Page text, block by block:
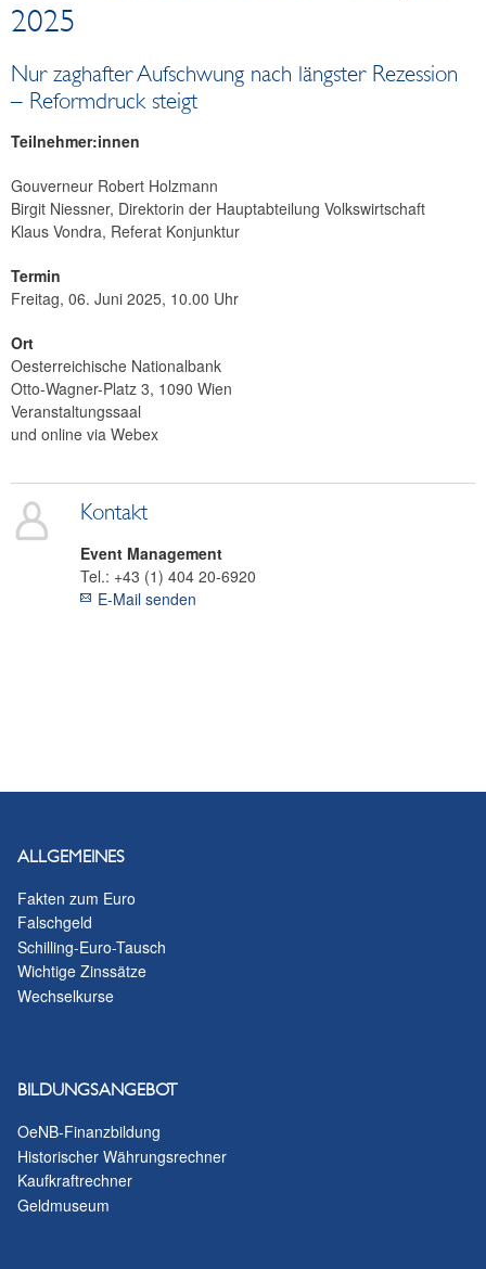
2025
Nur zaghafter Aufschwung nach längster Rezession
– Reformdruck steigt
Teilnehmer:innen
Gouverneur Robert Holzmann
Birgit Niessner, Direktorin der Hauptabteilung Volkswirtschaft
Klaus Vondra, Referat Konjunktur
Termin
Freitag, 06. Juni 2025, 10.00 Uhr
Ort
Oesterreichische Nationalbank
Otto-Wagner-Platz 3, 1090 Wien
Veranstaltungssaal
und online via Webex
Kontakt
Event Management
Tel.: +43 (1) 404 20-6920
E-Mail senden
ALLGEMEINES
Fakten zum Euro
Falschgeld
Schilling-Euro-Tausch
Wichtige Zinssätze
Wechselkurse
BILDUNGSANGEBOT
OeNB-Finanzbildung
Historischer Währungsrechner
Kaufkraftrechner
Geldmuseum